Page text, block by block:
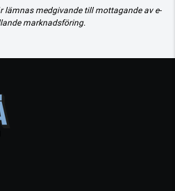
lämnas medgivande till mottagande av e-
marknadsföring.